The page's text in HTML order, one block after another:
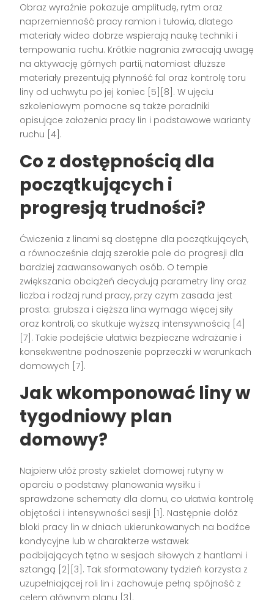
Obraz wyraźnie pokazuje amplitudę, rytm oraz
naprzemienność pracy ramion i tułowia, dlatego
materiały wideo dobrze wspierają naukę techniki i
tempowania ruchu. Krótkie nagrania zwracają uwagę
na aktywację górnych partii, natomiast dłuższe
materiały prezentują płynność fal oraz kontrolę toru
liny od uchwytu po jej koniec [5][8]. W ujęciu
szkoleniowym pomocne są także poradniki
opisujące założenia pracy lin i podstawowe warianty
ruchu [4].
Co z dostępnością dla
początkujących i
progresją trudności?
Ćwiczenia z linami są dostępne dla początkujących,
a równocześnie dają szerokie pole do progresji dla
bardziej zaawansowanych osób. O tempie
zwiększania obciążeń decydują parametry liny oraz
liczba i rodzaj rund pracy, przy czym zasada jest
prosta: grubsza i cięższa lina wymaga więcej siły
oraz kontroli, co skutkuje wyższą intensywnością [4]
[7]. Takie podejście ułatwia bezpieczne wdrażanie i
konsekwentne podnoszenie poprzeczki w warunkach
domowych [7].
Jak wkomponować liny w
tygodniowy plan
domowy?
Najpierw ułóż prosty szkielet domowej rutyny w
oparciu o podstawy planowania wysiłku i
sprawdzone schematy dla domu, co ułatwia kontrolę
objętości i intensywności sesji [1]. Następnie dołóż
bloki pracy lin w dniach ukierunkowanych na bodźce
kondycyjne lub w charakterze wstawek
podbijających tętno w sesjach siłowych z hantlami i
sztangą [2][3]. Tak sformatowany tydzień korzysta z
uzupełniającej roli lin i zachowuje pełną spójność z
celem głównym planu [3].